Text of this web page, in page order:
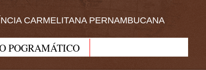
CARMELITANA PERNAMBUCANA
POGRAMÁTICO